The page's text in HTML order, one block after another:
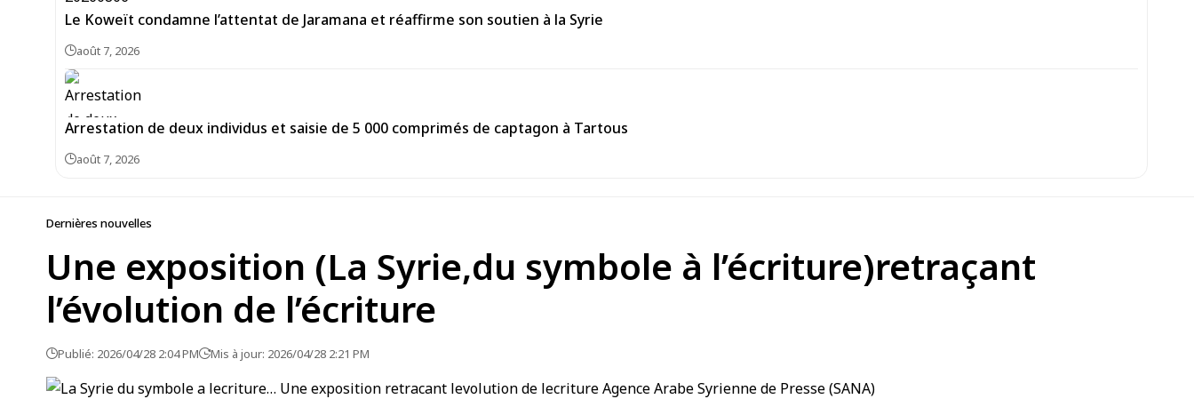
Le Koweït condamne l’attentat de Jaramana et réaffirme son soutien à la Syrie
août 7, 2026
Arrestation de deux individus et saisie de 5 000 comprimés de captagon à Tartous
août 7, 2026
Dernières nouvelles
Une exposition (La Syrie,du symbole à l’écriture)retraçant
l’évolution de l’écriture
Publié: 2026/04/28 2:04 PM Mis à jour: 2026/04/28 2:21 PM